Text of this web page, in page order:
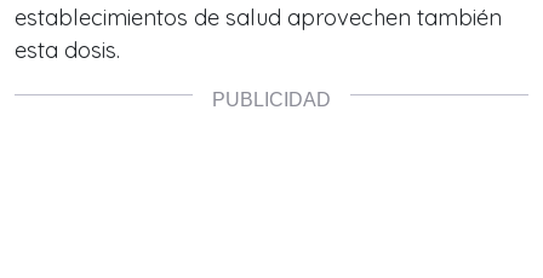
establecimientos de salud aprovechen también
esta dosis.